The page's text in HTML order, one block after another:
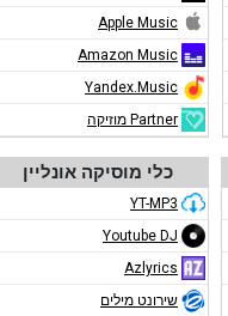
Apple Music
Amazon Music
Yandex.Music
Partner מוזיקה
כלי מוסיקה אונליין
YT-MP3
Youtube DJ
Azlyrics
שירונט מילים